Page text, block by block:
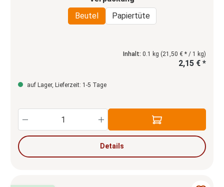
Beutel
Papiertüte
Inhalt: 0.1 kg (21,50 € * / 1 kg)
2,15 € *
auf Lager, Lieferzeit: 1-5 Tage
Produkt Anzahl: Gib den gewünschten
Details